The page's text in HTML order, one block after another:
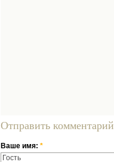
Отправить комментарий
Ваше имя: *